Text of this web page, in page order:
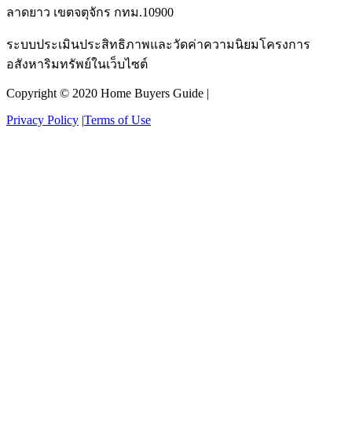
ลาดยาว เขตจตุจักร กทม.10900
ระบบประเมินประสิทธิภาพและวัดค่าความนิยมโครงการ
อสังหาริมทรัพย์ในเว็บไซต์
Copyright © 2020 Home Buyers Guide |
Privacy Policy |Terms of Use